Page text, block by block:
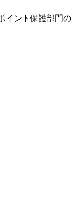
イント保護部門の